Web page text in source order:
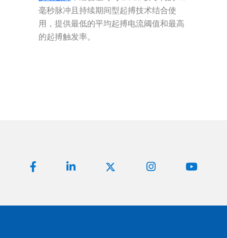
毫秒脉冲且持续期间型起搏技术结合使
用，提供最低的平均起搏电流阈值和最高
的起搏触发率。